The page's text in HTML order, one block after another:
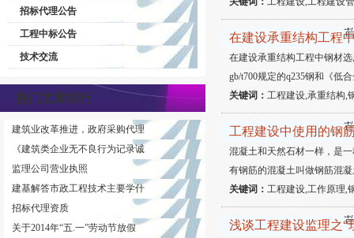
招标代理公告
工程中标公告
技术交流
热门文章排行
建筑业改革推进，政府采购代理
《建筑类企业无不良行为记录诚
监理公司营业执照
建基解答市政工程技术主要学什
招标代理资质
关于2014年“五.一”劳动节放假
在建设承重结构工程
在建设承重结构工程中钢材
gb/t700规定的q235钢和《低
关键词： 工程建设,承重结构,
工程建设中使用的钢
混凝土和天然石材一样，是
有钢筋的混凝土叫做钢筋混
关键词： 工程建设,工作原理,
浅谈工程建设监理之“